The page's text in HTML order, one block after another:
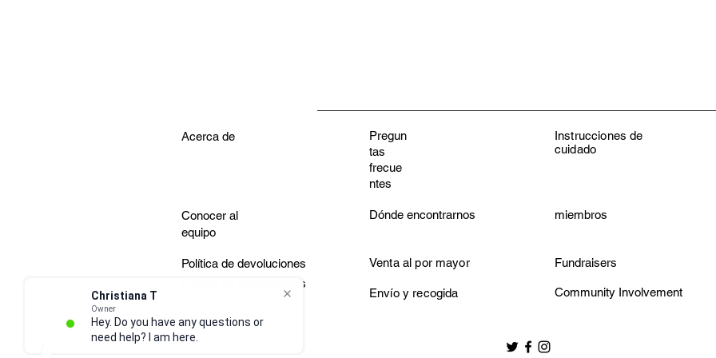
Acerca de
Conocer al
equipo
Política de devoluciones
Política de devoluciones
Pregun
tas
frecue
ntes
Dónde encontrarnos
Venta al por mayor
Envío y recogida
Instrucciones de
cuidado
miembros
Fundraisers
Community Involvement